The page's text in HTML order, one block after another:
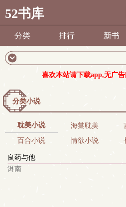
52书库
分类 排行 新书
喜欢本站请下载app,无广
分类小说
耽美小说 海棠耽美
百合小说
情欲小说
良药与他
洱南